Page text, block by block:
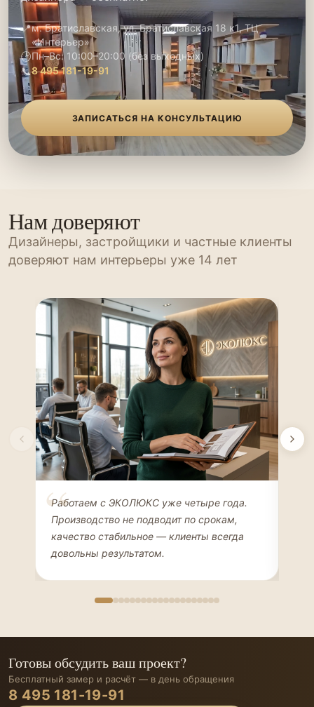
📍м. Братиславская, ул. Братиславская 18 к1, ТЦ
«Интерьер»
🕑Пн–Вс: 10:00–20:00 (без выходных)
📞8 495 181-19-91
ЗАПИСАТЬСЯ НА КОНСУЛЬТАЦИЮ
Нам доверяют
Дизайнеры, застройщики и частные клиенты
доверяют нам интерьеры уже 14 лет
Елена Соколова
ДИЗАЙНЕР ИНТЕРЬЕРОВ
Работаем с ЭКОЛЮКС уже четыре года.
Производство не подводит по срокам,
качество стабильное — клиенты всегда
довольны результатом.
Готовы обсудить ваш проект?
Бесплатный замер и расчёт — в день обращения
8 495 181-19-91